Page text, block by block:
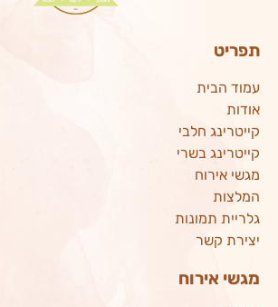
תפריט
עמוד הבית
אודות
קייטרינג חלבי
קייטרינג בשרי
מגשי אירוח
המלצות
גלריית תמונות
יצירת קשר
מגשי אירוח